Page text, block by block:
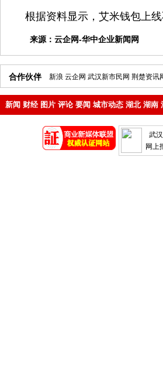
根据资料显示，艾米钱包上
来源： 云企网-华中企业新闻网
合作伙伴 新浪 云企网 武汉新市民网 荆楚资讯
新闻 财经 图片 评论 要闻 城市动态 湖北 湖南
武
网上